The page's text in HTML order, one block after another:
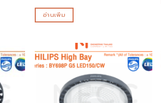
อ่านเพิ่ม
to Add to
wishlist